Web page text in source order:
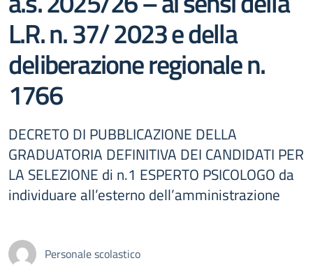
L.R. n. 37/ 2023 e della
deliberazione regionale n.
1766
DECRETO DI PUBBLICAZIONE DELLA
GRADUATORIA DEFINITIVA DEI CANDIDATI PER
LA SELEZIONE di n.1 ESPERTO PSICOLOGO da
individuare all’esterno dell’amministrazione
Personale scolastico